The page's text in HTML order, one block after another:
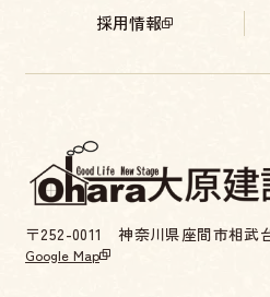
採用情報
〒252-0011 神奈川県座間市相武
Google Map